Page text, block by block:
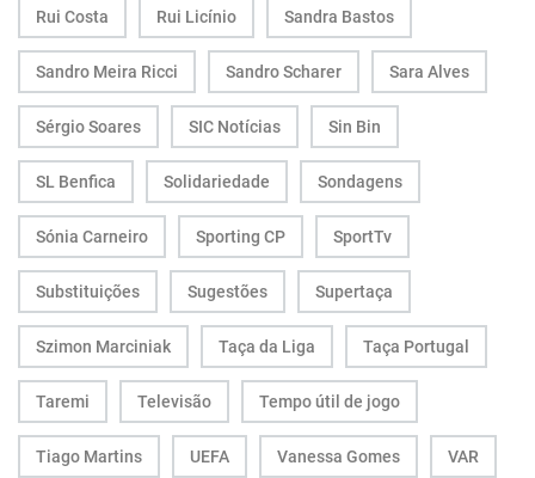
Rui Costa Rui Licínio Sandra Bastos
Sandro Meira Ricci Sandro Scharer Sara Alves
Sérgio Soares SIC Notícias Sin Bin
SL Benfica Solidariedade Sondagens
Sónia Carneiro Sporting CP SportTv
Substituições Sugestões Supertaça
Szimon Marciniak Taça da Liga Taça Portugal
Taremi Televisão Tempo útil de jogo
Tiago Martins UEFA Vanessa Gomes VAR